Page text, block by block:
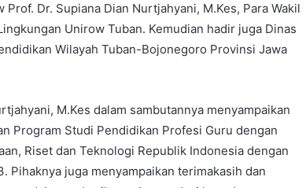
Dr. Supiana Dian Nurtjahyani, M.Kes, Para Wakil
Unirow Tuban. Kemudian hadir juga Dinas
Wilayah Tuban-Bojonegoro Provinsi Jawa
M.Kes dalam sambutannya menyampaikan
Program Studi Pendidikan Profesi Guru dengan
Riset dan Teknologi Republik Indonesia dengan
Pihaknya juga menyampaikan terimakasih dan